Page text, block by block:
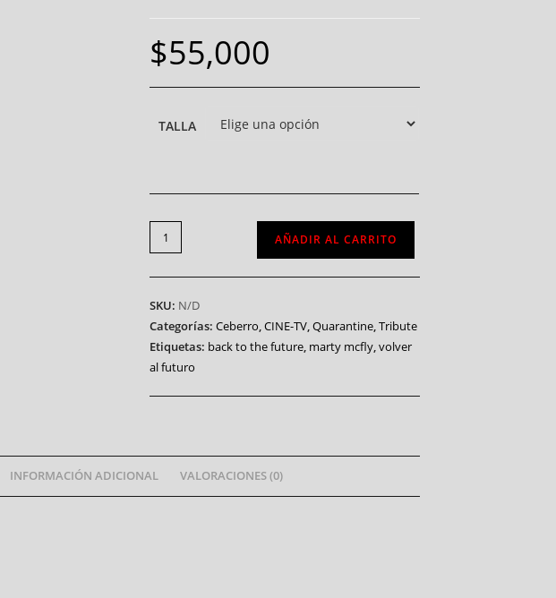
$55,000
TALLA
AÑADIR AL CARRITO
SKU: N/D
Categorías:Ceberro,CINE-TV,Quarantine,Tribute
Etiquetas: back to the future, marty mcfly,volver
al futuro
INFORMACIÓN ADICIONAL VALORACIONES (0)